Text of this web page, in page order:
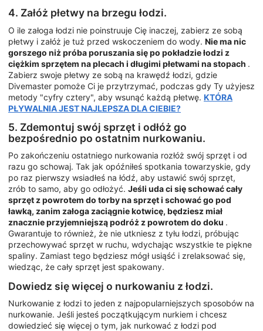
4. Załóż płetwy na brzegu łodzi.
O ile załoga łodzi nie poinstruuje Cię inaczej, zabierz ze sobą
płetwy i załóż je tuż przed wskoczeniem do wody. Nie ma nic
gorszego niż próba poruszania się po pokładzie łodzi z
ciężkim sprzętem na plecach i długimi płetwami na stopach .
Zabierz swoje płetwy ze sobą na krawędź łodzi, gdzie
Divemaster pomoże Ci je przytrzymać, podczas gdy Ty użyjesz
metody "cyfry cztery", aby wsunąć każdą płetwę. KTÓRA
PŁYWALNIA JEST NAJLEPSZA DLA CIEBIE?
5. Zdemontuj swój sprzęt i odłóż go
bezpośrednio po ostatnim nurkowaniu.
Po zakończeniu ostatniego nurkowania rozłóż swój sprzęt i od
razu go schowaj. Tak jak opóźniłeś spotkania towarzyskie, gdy
po raz pierwszy wsiadłeś na łódź, aby ustawić swój sprzęt,
zrób to samo, aby go odłożyć. Jeśli uda ci się schować cały
sprzęt z powrotem do torby na sprzęt i schować go pod
ławką, zanim załoga zaciągnie kotwicę, będziesz miał
znacznie przyjemniejszą podróż z powrotem do doku .
Gwarantuje to również, że nie utkniesz z tyłu łodzi, próbując
przechowywać sprzęt w ruchu, wdychając wszystkie te piękne
spaliny. Zamiast tego będziesz mógł usiąść i zrelaksować się,
wiedząc, że cały sprzęt jest spakowany.
Dowiedz się więcej o nurkowaniu z łodzi.
Nurkowanie z łodzi to jeden z najpopularniejszych sposobów na
nurkowanie. Jeśli jesteś początkującym nurkiem i chcesz
dowiedzieć się więcej o tym, jak nurkować z łodzi pod